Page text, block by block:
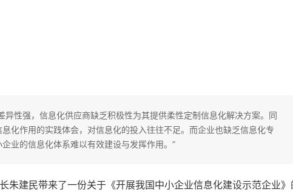
异性强，信息化供应商缺乏积极性为其提供柔性定制信息化解决方案。同
化作用的实践体会，对信息化的投入往往不足。而企业也缺乏信息化专
业的信息化体系难以有效建设与发挥作用。”
朱建民带来了一份关于《开展我国中小企业信息化建设示范企业》